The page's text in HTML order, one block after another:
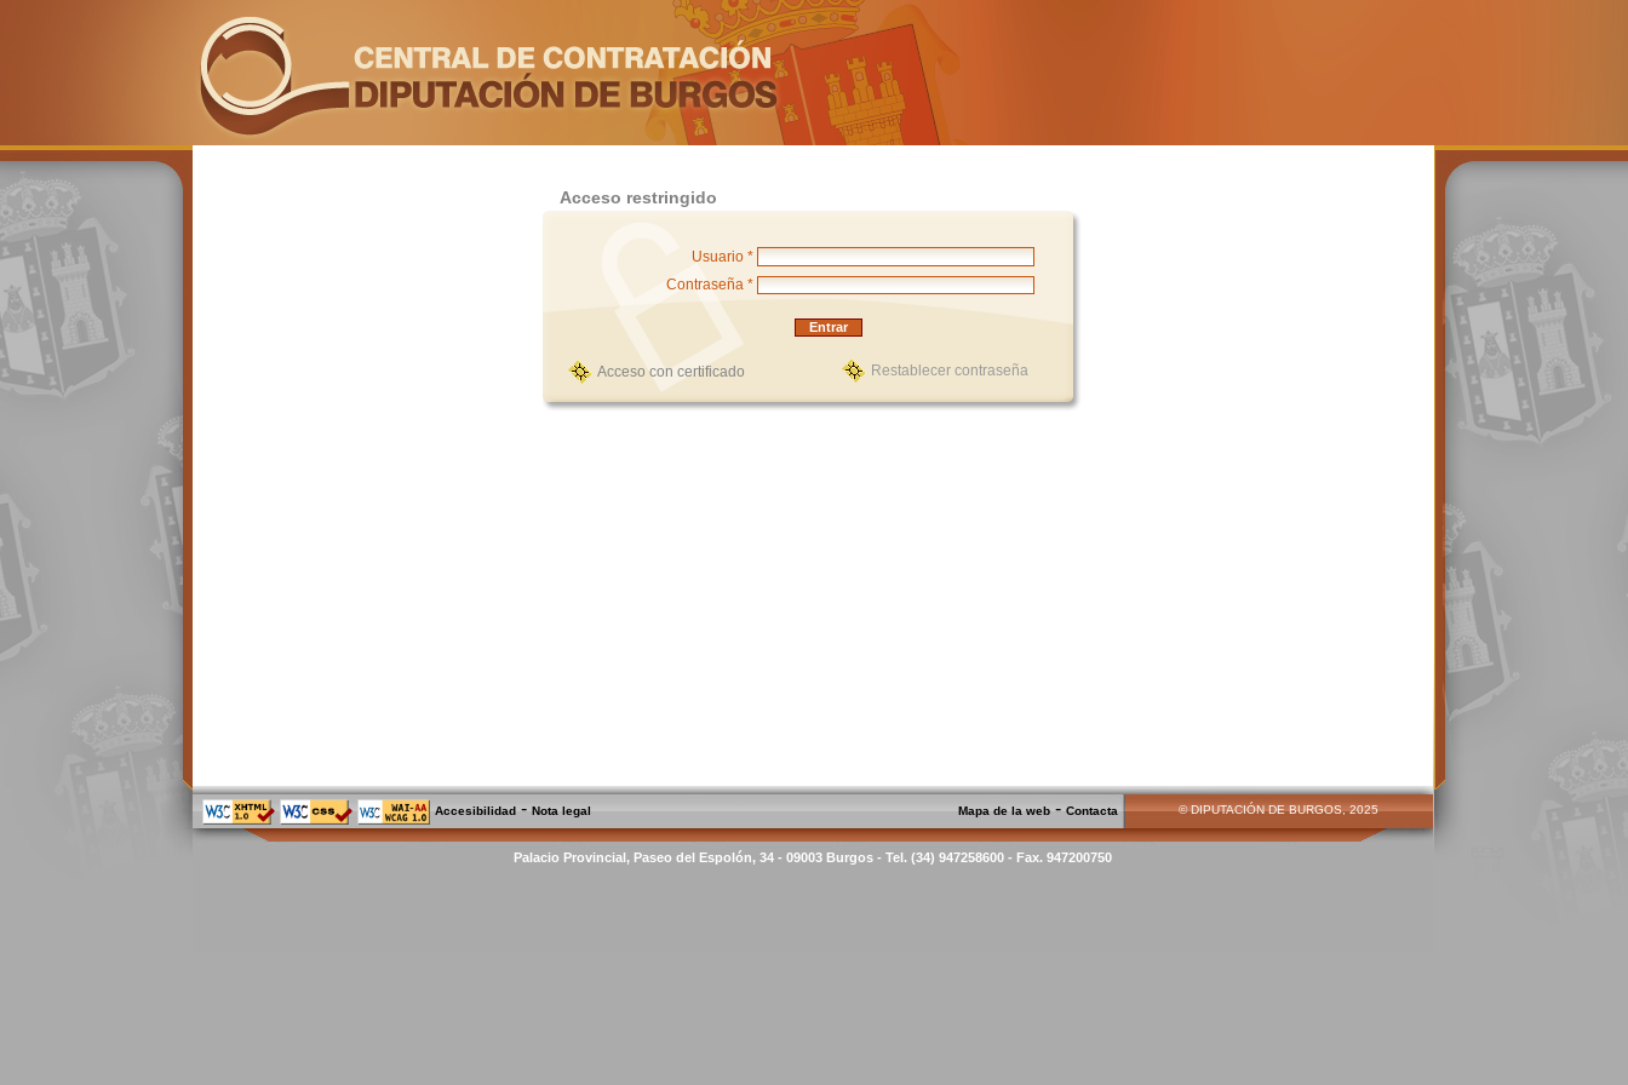
Acceso restringido
Usuario *
Contraseña *
Restablecer contraseña
Acceso con certificado
Accesibilidad -Nota legal Mapa de la web -Contacta © DIPUTACIÓN DE BURGOS, 2025
Palacio Provincial, Paseo del Espolón, 34 - 09003 Burgos - Tel. (34) 947258600 - Fax. 947200750